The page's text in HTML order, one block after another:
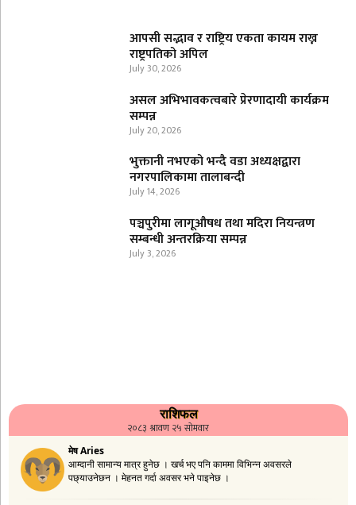
आपसी सद्भाव र राष्ट्रिय एकता कायम राख्न
राष्ट्रपतिको अपिल
July 30, 2026
असल अभिभावकत्वबारे प्रेरणादायी कार्यक्रम
सम्पन्न
July 20, 2026
भुक्तानी नभएको भन्दै वडा अध्यक्षद्वारा
नगरपालिकामा तालाबन्दी
July 14, 2026
पञ्चपुरीमा लागूऔषध तथा मदिरा नियन्त्रण
सम्बन्धी अन्तरक्रिया सम्पन्न
July 3, 2026